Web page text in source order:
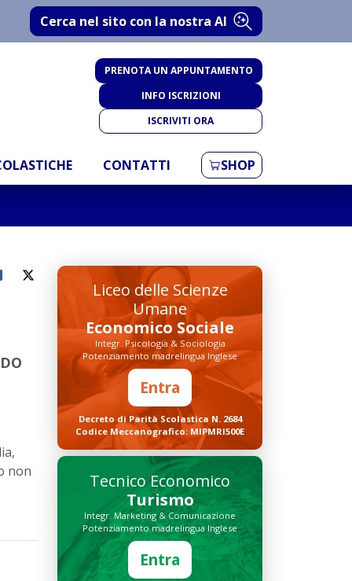
Cerca nel sito con la nostra AI
PRENOTA UN APPUNTAMENTO
INFO ISCRIZIONI
ISCRIVITI ORA
CONTATTI SHOP
non
Liceo delle Scienze
Umane
Economico Sociale
Integr. Psicologia & Sociologia
Potenziamento madrelingua Inglese
Entra
Decreto di Parità Scolastica N. 2684
Codice Meccanografico: MIPMRI500E
Tecnico Economico
Turismo
Integr. Marketing & Comunicazione
Potenziamento madrelingua Inglese
Entra